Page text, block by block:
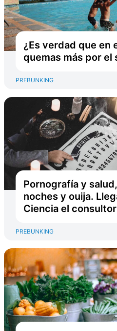
¿Es verdad que en
quemas más por el
PREBUNKING
Pornografía y
noches y ouija.
Ciencia el
PREBUNKING